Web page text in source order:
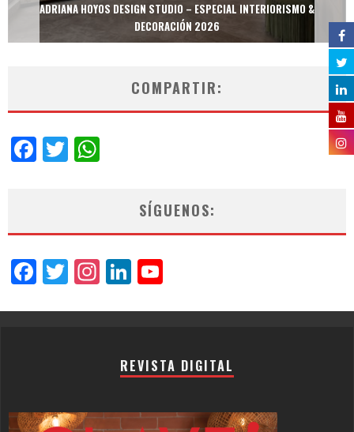
ADRIANA HOYOS DESIGN STUDIO – ESPECIAL INTERIORISMO &
DECORACIÓN 2026
COMPARTIR:
Facebook
Twitter
SÍGUENOS:
Facebook
Twitter
Instagram
LinkedIn
REVISTA DIGITAL